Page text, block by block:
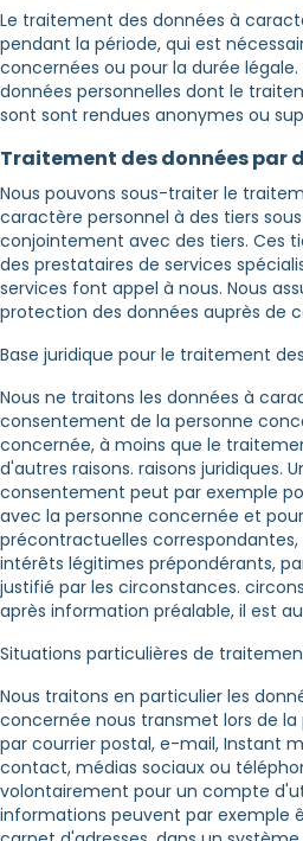
Le traitement des données à
pendant la période, qui est
concernées ou pour la durée légale.
données personnelles dont le
sont sont rendues anonymes ou
Traitement des données par
Nous pouvons sous-traiter le
caractère personnel à des tiers
conjointement avec des tiers. Ces
des prestataires de services
services font appel à nous. Nous
protection des données auprès de
Base juridique pour le traitement
Nous ne traitons les données à
consentement de la personne
concernée, à moins que le
d'autres raisons. raisons juridiques.
consentement peut par exemple
avec la personne concernée et
précontractuelles
intérêts légitimes prépondérants,
justifié par les circonstances.
après information préalable, il est
Situations particulières de
Nous traitons en particulier les
concernée nous transmet lors de
par courrier postal, e-mail, Instant
contact, médias sociaux ou
volontairement pour un compte
informations peuvent par exemple